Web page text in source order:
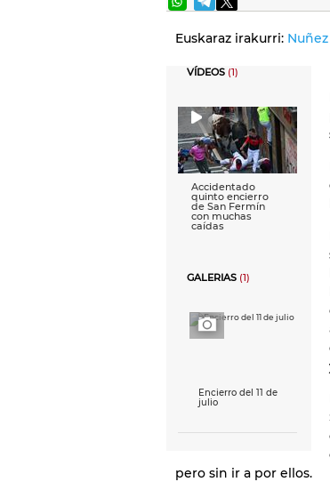
Euskaraz irakurri:
VÍDEOS (1)
Accidentado
quinto encierro
de San Fermín
con muchas
caídas
GALERIAS (1)
Encierro del 11 de
julio
pero sin ir a por ellos.